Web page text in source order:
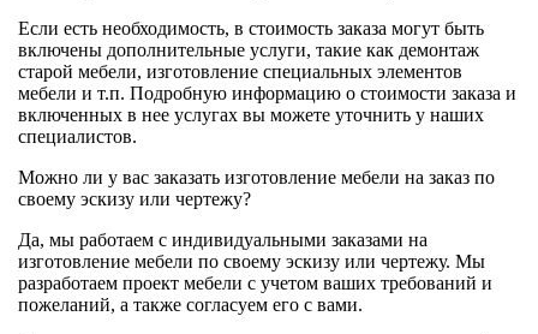
Если есть необходимость, в стоимость заказа могут быть
включены дополнительные услуги, такие как демонтаж
старой мебели, изготовление специальных элементов
мебели и т.п. Подробную информацию о стоимости заказа и
включенных в нее услугах вы можете уточнить у наших
специалистов.
Можно ли у вас заказать изготовление мебели на заказ по
своему эскизу или чертежу?
Да, мы работаем с индивидуальными заказами на
изготовление мебели по своему эскизу или чертежу. Мы
разработаем проект мебели с учетом ваших требований и
пожеланий, а также согласуем его с вами.